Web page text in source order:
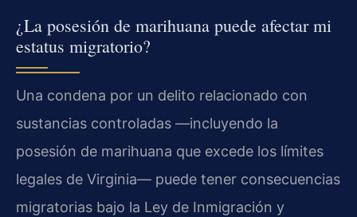
¿La posesión de marihuana puede afectar mi
estatus migratorio?
Una condena por un delito relacionado con
sustancias controladas —incluyendo la
posesión de marihuana que excede los límites
legales de Virginia— puede tener consecuencias
migratorias bajo la Ley de Inmigración y